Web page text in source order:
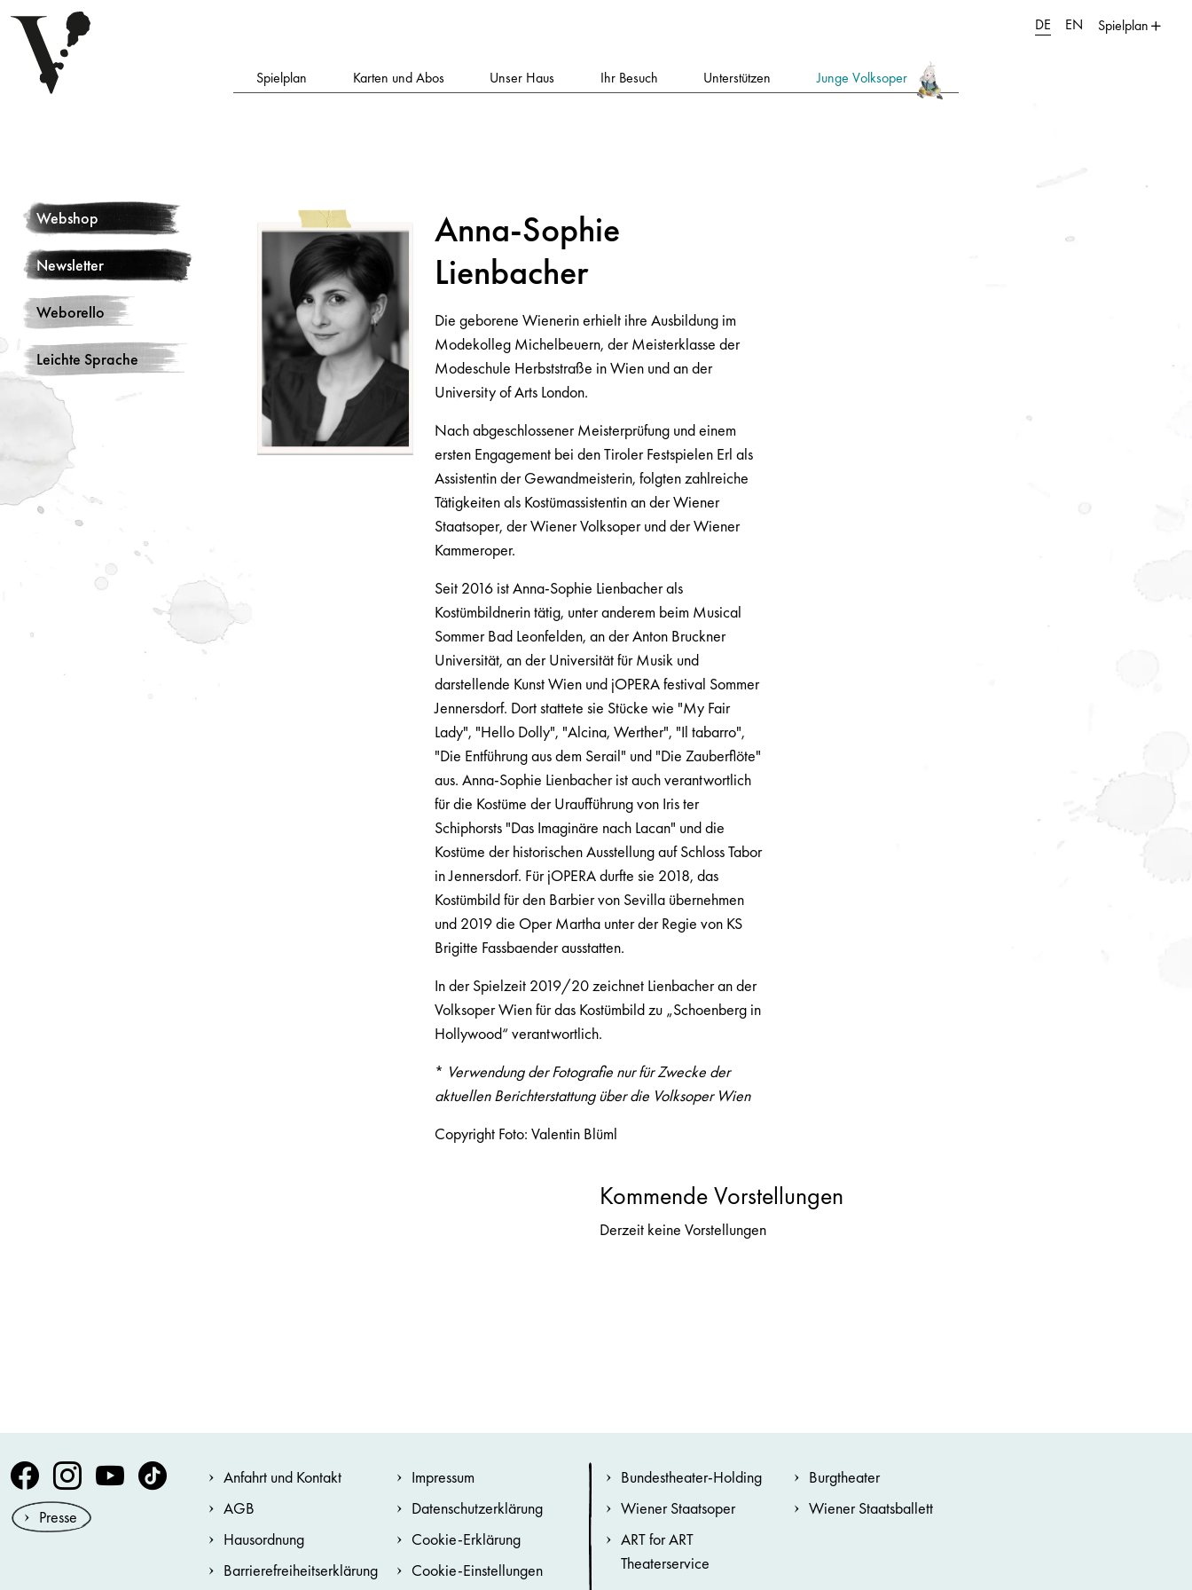
Spielplan Karten und Abos Unser Haus Ihr Besuch Unterstützen Junge Volksoper
DE EN Spielplan
Webshop
Newsletter
Weborello
Leichte Sprache
Anna-Sophie
Lienbacher
Die geborene Wienerin erhielt ihre Ausbildung im
Modekolleg Michelbeuern, der Meisterklasse der
Modeschule Herbststraße in Wien und an der
University of Arts London.
Nach abgeschlossener Meisterprüfung und einem
ersten Engagement bei den Tiroler Festspielen Erl als
Assistentin der Gewandmeisterin, folgten zahlreiche
Tätigkeiten als Kostümassistentin an der Wiener
Staatsoper, der Wiener Volksoper und der Wiener
Kammeroper.
Seit 2016 ist Anna-Sophie Lienbacher als
Kostümbildnerin tätig, unter anderem beim Musical
Sommer Bad Leonfelden, an der Anton Bruckner
Universität, an der Universität für Musik und
darstellende Kunst Wien und jOPERA festival Sommer
Jennersdorf. Dort stattete sie Stücke wie "My Fair
Lady", "Hello Dolly", "Alcina, Werther", "Il tabarro",
"Die Entführung aus dem Serail" und "Die Zauberflöte"
aus. Anna-Sophie Lienbacher ist auch verantwortlich
für die Kostüme der Uraufführung von Iris ter
Schiphorsts "Das Imaginäre nach Lacan" und die
Kostüme der historischen Ausstellung auf Schloss Tabor
in Jennersdorf. Für jOPERA durfte sie 2018, das
Kostümbild für den Barbier von Sevilla übernehmen
und 2019 die Oper Martha unter der Regie von KS
Brigitte Fassbaender ausstatten.
In der Spielzeit 2019/20 zeichnet Lienbacher an der
Volksoper Wien für das Kostümbild zu „Schoenberg in
Hollywood“ verantwortlich.
* Verwendung der Fotografie nur für Zwecke der
aktuellen Berichterstattung über die Volksoper Wien
Copyright Foto: Valentin Blüml
Kommende Vorstellungen
Derzeit keine Vorstellungen
Volksoper Facebook
Volksoper Instagram
Volksoper Youtube
Volksoper TikTok
Presse
Anfahrt und Kontakt
Impressum
AGB
Datenschutzerklärung
Hausordnung
Cookie-Erklärung
Barrierefreiheitserklärung
Cookie-Einstellungen
Bundestheater-Holding
Burgtheater
Wiener Staatsoper
Wiener Staatsballett
ART for ART
Theaterservice